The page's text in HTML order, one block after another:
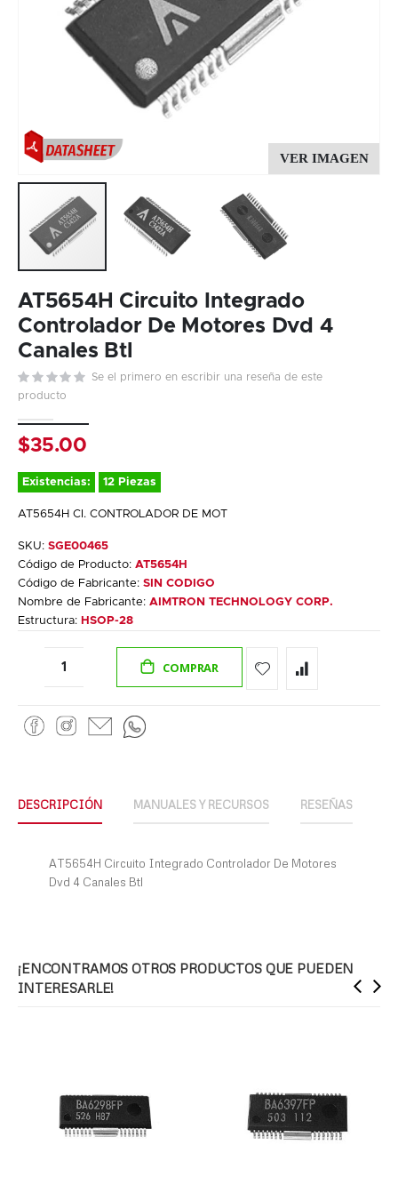
to
the
beginning
of
the
images
AT5654H Circuito Integrado
Controlador De Motores Dvd 4
Canales Btl
Se el primero en escribir una reseña de este
producto
$35.00
Existencias: 12 Piezas
AT5654H CI. CONTROLADOR DE MOT
SKU: SGE00465
Código de Producto: AT5654H
Código de Fabricante: SIN CODIGO
Nombre de Fabricante: AIMTRON TECHNOLOGY CORP.
Estructura: HSOP-28
COMPRAR
DESCRIPCIÓN MANUALES Y RECURSOS RESEÑAS
AT5654H Circuito Integrado Controlador De Motores
Dvd 4 Canales Btl
¡ENCONTRAMOS OTROS PRODUCTOS QUE PUEDEN
INTERESARLE!